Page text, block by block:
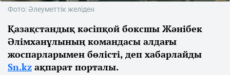
Фото: Әлеуметтік желіден
Қазақстандық кәсіпқой боксшы Жәнібек
Әлімханұлының командасы алдағы
жоспарларымен бөлісті, деп хабарлайды
Sn.kz ақпарат порталы.